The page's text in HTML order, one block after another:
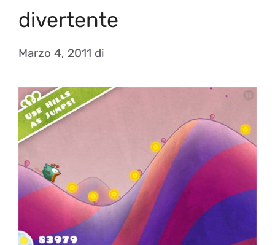
divertente
Marzo 4, 2011 di